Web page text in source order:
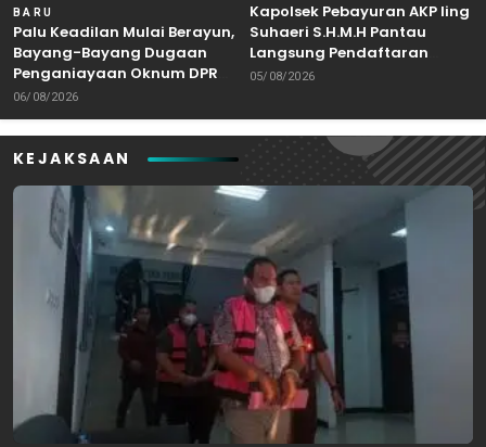
BARU
Palu Keadilan Mulai Berayun,
Bayang-Bayang Dugaan
Penganiayaan Oknum DPRD
Bekasi Masuk Meja Hijau
06/08/2026
Kapolsek Pebayuran AKP Iing
Suhaeri S.H.M.H Pantau
Langsung Pendaftaran
Bakal Calon Kepala Desa di
05/08/2026
KEJAKSAAN